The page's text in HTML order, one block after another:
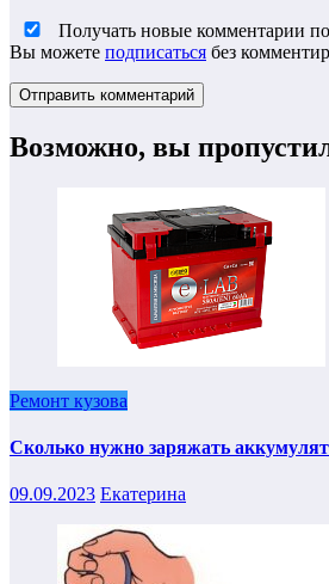
Получать новые комментарии
Вы можете подписаться без
Возможно, вы
Ремонт кузова
Сколько нужно заряжать
09.09.2023 Екатерина